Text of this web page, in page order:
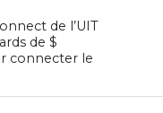
de l’UIT
de $
connecter le